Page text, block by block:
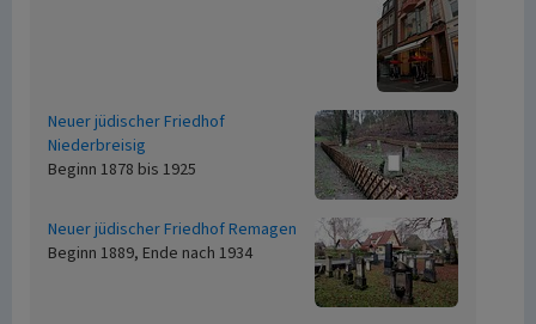
Neuer jüdischer Friedhof
Niederbreisig
Beginn 1878 bis 1925
Neuer jüdischer Friedhof Remagen
Beginn 1889, Ende nach 1934